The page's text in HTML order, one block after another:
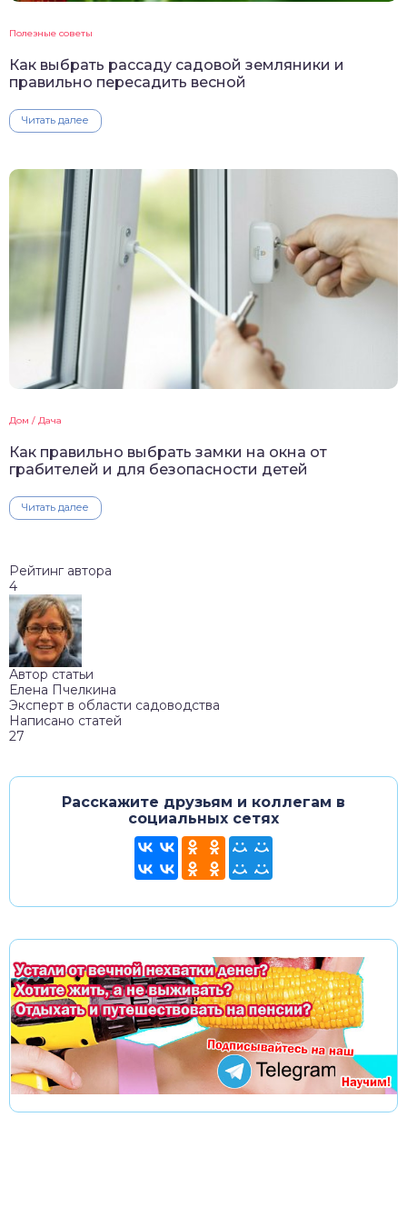
Полезные советы
Как выбрать рассаду садовой земляники и
правильно пересадить весной
Читать далее
Дом / Дача
Как правильно выбрать замки на окна от
грабителей и для безопасности детей
Читать далее
Рейтинг автора
4
Автор статьи
Елена Пчелкина
Эксперт в области садоводства
Написано статей
27
Расскажите друзьям и коллегам в
социальных сетях